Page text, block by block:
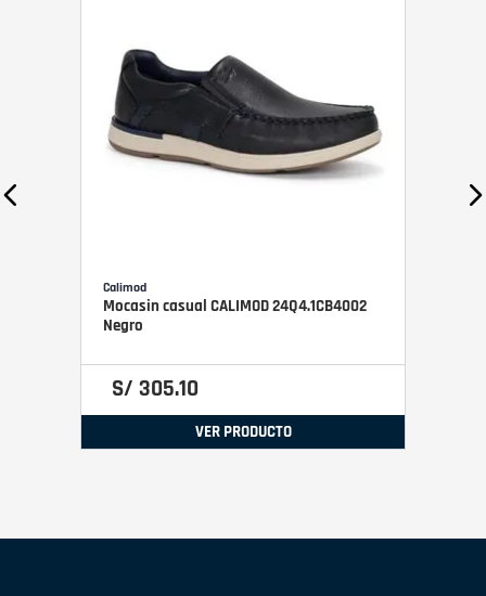
Calimod
Mocasin casual CALIMOD 24Q4.1CB4002
Negro
S/ 305.10
VER PRODUCTO